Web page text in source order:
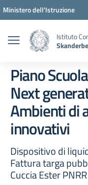
Vai ai contenuti
Vai al menu di navigazione
Vai al footer
Ministero dell'Istruzione
Istituto
Piano
Next
Ambienti di
innovativi
Dispositivo di
Fattura targa
Cuccia Ester